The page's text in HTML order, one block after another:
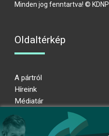
Minden jog fenntartva! © KDNP
Oldaltérkép
A pártról
Híreink
Médiatár
Adatkezelési nyilatkozat